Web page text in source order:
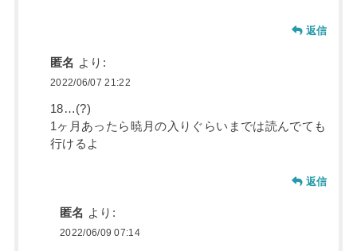
返信
匿名 より:
2022/06/07 21:22
18…(?)
1ヶ月あったら暁月の入りぐらいまでは読んでても
行けるよ
返信
匿名 より:
2022/06/09 07:14